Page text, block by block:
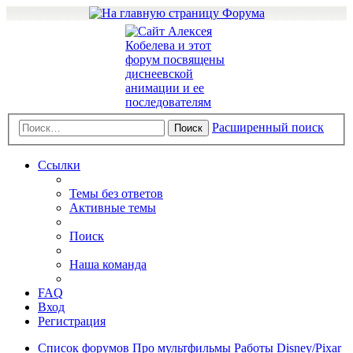
Поиск Расширенный поиск
Ссылки
Темы без ответов
Активные темы
Поиск
Наша команда
FAQ
Вход
Регистрация
Список форумов Про мультфильмы Работы Disney/Pixar